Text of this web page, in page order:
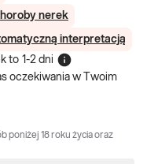
nerek
interpretacją
to 1-2 dni
oczekiwania w Twoim
poniżej 18 roku życia oraz